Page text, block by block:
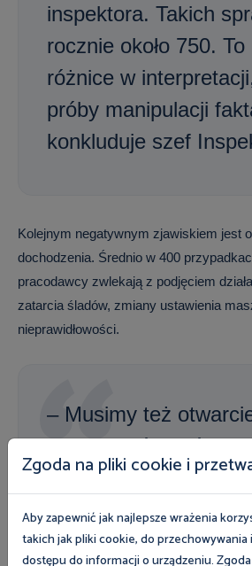
inspektora. Takich
rocznie około 750.
różnice w
próby manipulacji
konkluduje szef
Kolejnym negatywnym zjawiskiem jest
dochodzenia. Średnio w 400
pracodawcy zwlekają z podjęciem
zatarcia śladów, zmiany ustawienia
nieprawidłowości.
– Musimy też
powiedzieć o próbach
przerzucania winy na
wypadków. Choć
około 100
Zgoda na pliki cookie i
Aby zapewnić jak najlepsze wrażenia
takich jak pliki cookie, do
dostępu do informacji o urządzeniu.